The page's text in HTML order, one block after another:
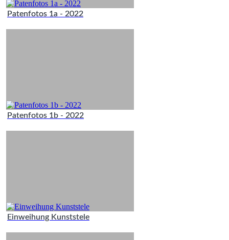
Patenfotos 1a - 2022
Patenfotos 1b - 2022
Einweihung Kunststele